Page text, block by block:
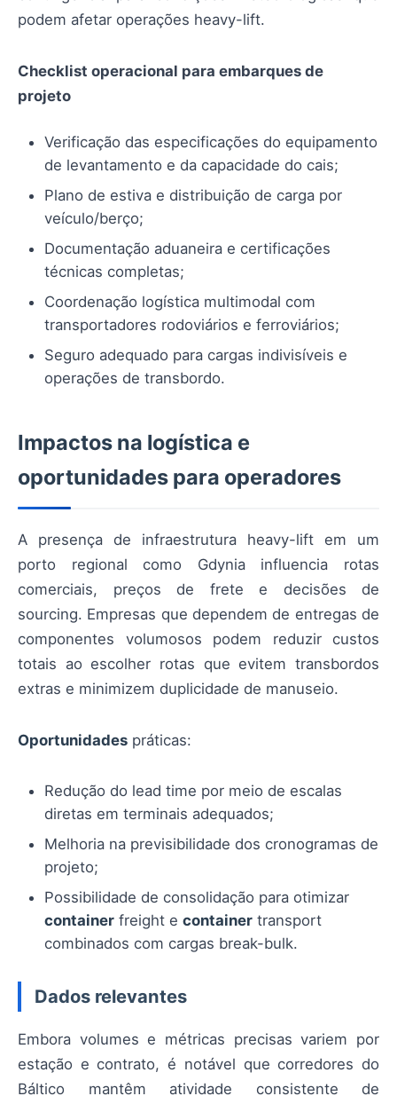
podem afetar operações heavy-lift.
Checklist operacional para embarques de
projeto
Verificação das especificações do equipamento
de levantamento e da capacidade do cais;
Plano de estiva e distribuição de carga por
veículo/berço;
Documentação aduaneira e certificações
técnicas completas;
Coordenação logística multimodal com
transportadores rodoviários e ferroviários;
Seguro adequado para cargas indivisíveis e
operações de transbordo.
Impactos na logística e
oportunidades para operadores
A presença de infraestrutura heavy-lift em um
porto regional como Gdynia influencia rotas
comerciais, preços de frete e decisões de
sourcing. Empresas que dependem de entregas de
componentes volumosos podem reduzir custos
totais ao escolher rotas que evitem transbordos
extras e minimizem duplicidade de manuseio.
Oportunidades práticas:
Redução do lead time por meio de escalas
diretas em terminais adequados;
Melhoria na previsibilidade dos cronogramas de
projeto;
Possibilidade de consolidação para otimizar
container freight e container transport
combinados com cargas break-bulk.
Dados relevantes
Embora volumes e métricas precisas variem por
estação e contrato, é notável que corredores do
Báltico mantêm atividade consistente de